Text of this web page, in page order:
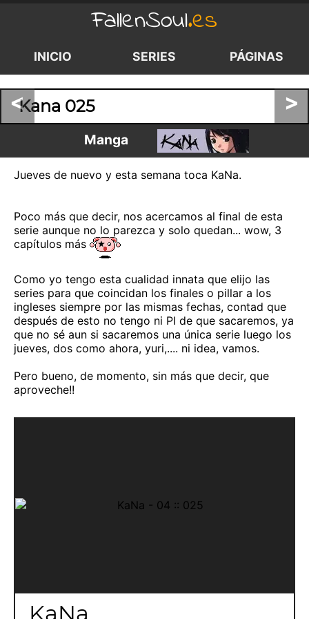
FallenSoul.es
INICIO SERIES PÁGINAS
< >
Kana 025
Manga
Jueves de nuevo y esta semana toca KaNa.
Poco más que decir, nos acercamos al final de esta
serie aunque no lo parezca y solo quedan... wow, 3
capítulos más
Como yo tengo esta cualidad innata que elijo las
series para que coincidan los finales o pillar a los
ingleses siempre por las mismas fechas, contad que
después de esto no tengo ni PI de que sacaremos, ya
que no sé aun si sacaremos una única serie luego los
jueves, dos como ahora, yuri,.... ni idea, vamos.
Pero bueno, de momento, sin más que decir, que
aproveche!!
KaNa